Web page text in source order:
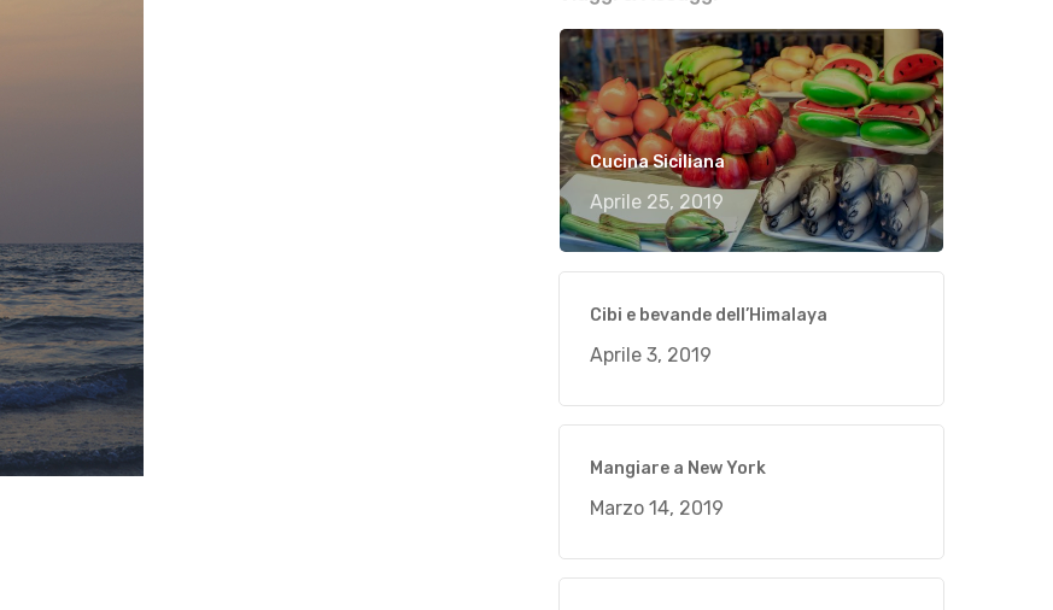
Cucina Siciliana
Aprile 25, 2019
Cibi e bevande dell’Himalaya
Aprile 3, 2019
Mangiare a New York
Marzo 14, 2019